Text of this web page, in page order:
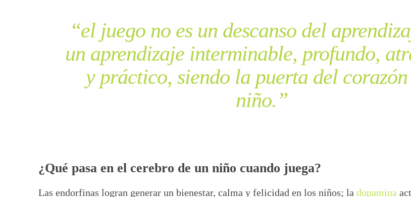
“el juego no es un descanso del
un aprendizaje interminable, profundo,
y práctico, siendo la puerta del
niño.”
¿Qué pasa en el cerebro de un niño cuando juega?
Las endorfinas logran generar un bienestar, calma y felicidad en los niños; la dopamina